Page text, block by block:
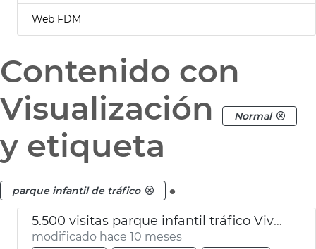
Web FDM
Contenido con
Visualización
Normal
y etiqueta
parque infantil de tráfico .
5.500 visitas parque infantil tráfico Vivers València
modificado hace 10 meses